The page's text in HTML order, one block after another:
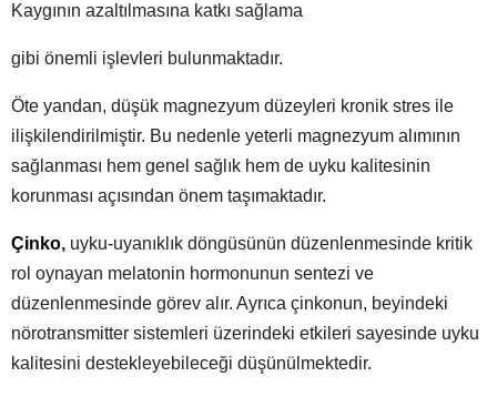
Kaygının azaltılmasına katkı sağlama
gibi önemli işlevleri bulunmaktadır.
Öte yandan, düşük magnezyum düzeyleri kronik stres ile
ilişkilendirilmiştir. Bu nedenle yeterli magnezyum alımının
sağlanması hem genel sağlık hem de uyku kalitesinin
korunması açısından önem taşımaktadır.
Çinko, uyku-uyanıklık döngüsünün düzenlenmesinde kritik
rol oynayan melatonin hormonunun sentezi ve
düzenlenmesinde görev alır. Ayrıca çinkonun, beyindeki
nörotransmitter sistemleri üzerindeki etkileri sayesinde uyku
kalitesini destekleyebileceği düşünülmektedir.